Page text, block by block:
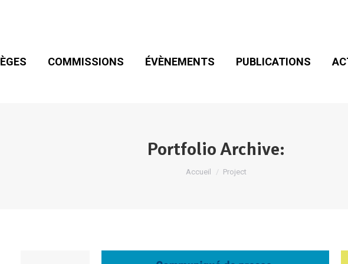
COMMISSIONS ÉVÈNEMENTS PUBLICATIONS
Portfolio Archive:
Vous êtes ici :
Accueil Project